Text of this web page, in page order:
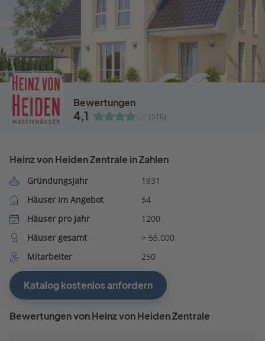
Bewertungen
4,1 (516)
Heinz von Heiden Zentrale in Zahlen
Gründungsjahr
1931
Häuser im Angebot
54
Häuser pro Jahr
1200
Häuser gesamt
> 55.000
Mitarbeiter
250
Katalog kostenlos anfordern
Bewertungen von Heinz von Heiden Zentrale